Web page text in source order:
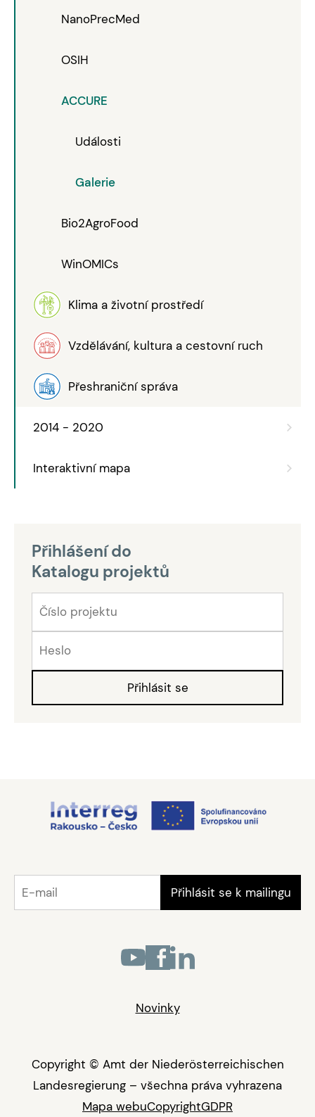
NanoPrecMed
OSIH
ACCURE
Události
Galerie
Bio2AgroFood
WinOMICs
Klima a životní prostředí
Vzdělávání, kultura a cestovní ruch
Přeshraniční správa
2014 - 2020
Interaktivní mapa
Přihlášení do
Katalogu projektů
Novinky
Copyright © Amt der Niederösterreichischen
Landesregierung – všechna práva vyhrazena
Mapa webuCopyrightGDPR